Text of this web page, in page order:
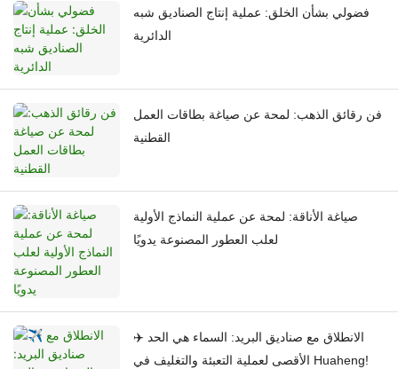
فضولي بشأن الخلق: عملية إنتاج الصناديق شبه
الدائرية
فن رقائق الذهب: لمحة عن صياغة بطاقات العمل
القطنية
صياغة الأناقة: لمحة عن عملية النماذج الأولية
لعلب العطور المصنوعة يدويًا
✈️ الانطلاق مع صناديق البريد: السماء هي الحد
الأقصى لعملية التعبئة والتغليف في Huaheng!